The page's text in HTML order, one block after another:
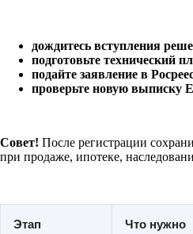
дождитесь вступления
подготовьте технический
подайте заявление в
проверьте новую выписку
Совет! После регистрации
при продаже, ипотеке,
Этап
Что нужно